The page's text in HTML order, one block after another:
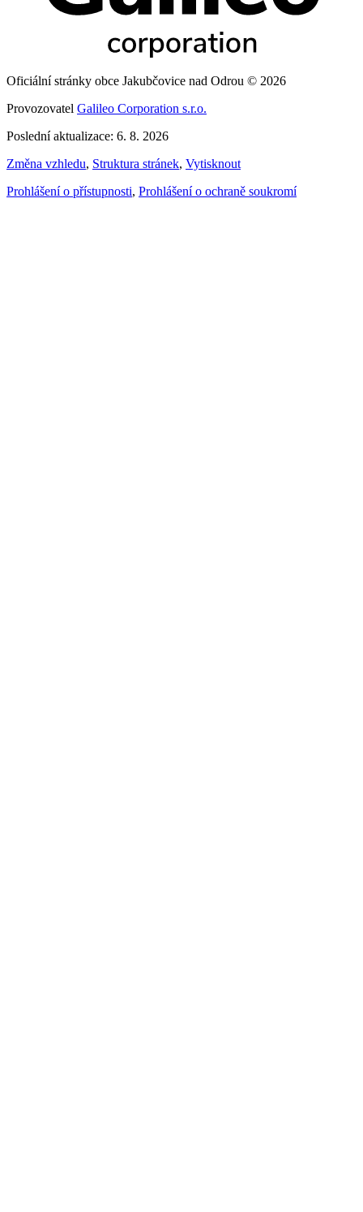
Oficiální stránky obce Jakubčovice nad Odrou © 2026
Provozovatel Galileo Corporation s.r.o.
Poslední aktualizace: 6. 8. 2026
Změna vzhledu, Struktura stránek, Vytisknout
Prohlášení o přístupnosti, Prohlášení o ochraně soukromí